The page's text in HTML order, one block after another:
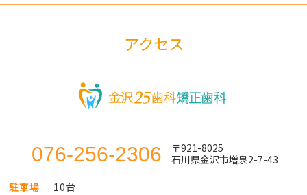
アクセス
076-256-2306
〒921-8025
石川県金沢市増泉2-7-43
駐車場
10台